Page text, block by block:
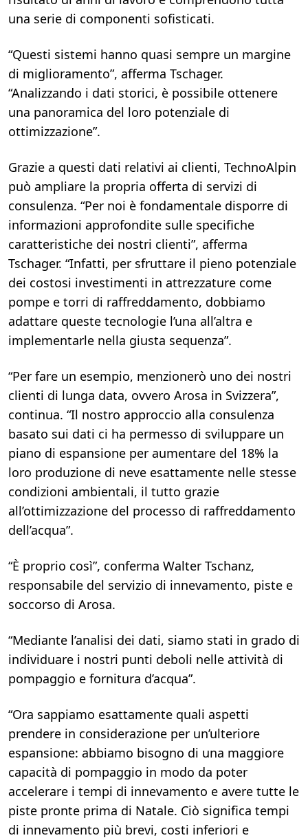
una serie di componenti sofisticati.
“Questi sistemi hanno quasi sempre un margine
di miglioramento”, afferma Tschager.
“Analizzando i dati storici, è possibile ottenere
una panoramica del loro potenziale di
ottimizzazione”.
Grazie a questi dati relativi ai clienti, TechnoAlpin
può ampliare la propria offerta di servizi di
consulenza. “Per noi è fondamentale disporre di
informazioni approfondite sulle specifiche
caratteristiche dei nostri clienti”, afferma
Tschager. “Infatti, per sfruttare il pieno potenziale
dei costosi investimenti in attrezzature come
pompe e torri di raffreddamento, dobbiamo
adattare queste tecnologie l’una all’altra e
implementarle nella giusta sequenza”.
“Per fare un esempio, menzionerò uno dei nostri
clienti di lunga data, ovvero Arosa in Svizzera”,
continua. “Il nostro approccio alla consulenza
basato sui dati ci ha permesso di sviluppare un
piano di espansione per aumentare del 18% la
loro produzione di neve esattamente nelle stesse
condizioni ambientali, il tutto grazie
all’ottimizzazione del processo di raffreddamento
dell’acqua”.
“È proprio così”, conferma Walter Tschanz,
responsabile del servizio di innevamento, piste e
soccorso di Arosa.
“Mediante l’analisi dei dati, siamo stati in grado di
individuare i nostri punti deboli nelle attività di
pompaggio e fornitura d’acqua”.
“Ora sappiamo esattamente quali aspetti
prendere in considerazione per un’ulteriore
espansione: abbiamo bisogno di una maggiore
capacità di pompaggio in modo da poter
accelerare i tempi di innevamento e avere tutte le
piste pronte prima di Natale. Ciò significa tempi
di innevamento più brevi, costi inferiori e